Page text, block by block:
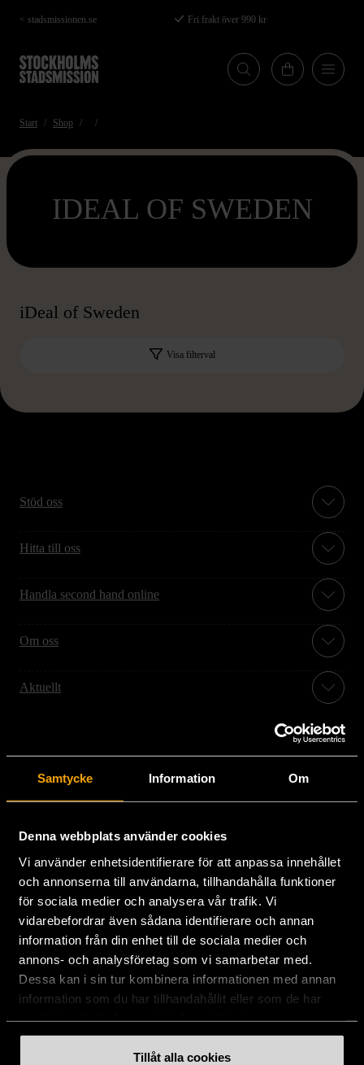
Samtycke Information Om
Denna webbplats använder cookies
Vi använder enhetsidentifierare för att anpassa innehållet
och annonserna till användarna, tillhandahålla funktioner
för sociala medier och analysera vår trafik. Vi
vidarebefordrar även sådana identifierare och annan
information från din enhet till de sociala medier och
annons- och analysföretag som vi samarbetar med.
Dessa kan i sin tur kombinera informationen med annan
information som du har tillhandahållit eller som de har
Tillåt alla cookies
Hoppa
till
huvudinnehåll
< stadsmissionen.se Fri frakt över 990 kr
Start Shop
IDEAL OF SWEDEN
iDeal of Sweden
Visa filterval
Stöd oss
Hitta till oss
Handla second hand online
Om oss
Aktuellt
Stockholms Stadsmission
Huvudkontor:
Hesselmans Torg 14
08-684 230 00
info [at]stadsmissionen.se(info[at]stadsmissionen[dot]se)
Plusgiro: 900351-8